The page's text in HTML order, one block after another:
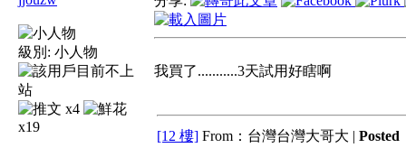
級別: 小人物
x4
x19
我買了...........3天試用好瞎啊
[12 樓] From：台灣台灣大哥大 | Posted